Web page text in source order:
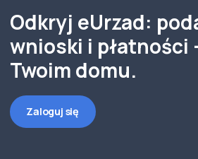
Odkryj eUrzad:
wnioski i płatności
Twoim domu.
Zaloguj się